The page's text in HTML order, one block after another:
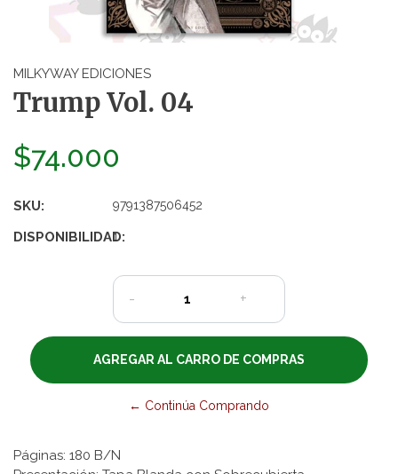
MILKYWAY EDICIONES
Trump Vol. 04
$74.000
SKU: 9791387506452
DISPONIBILIDAD:
1
- +
← Continúa Comprando
Páginas: 180 B/N